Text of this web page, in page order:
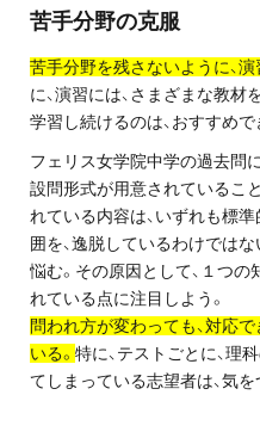
採用情報
インフォメーション
会社概要
採用情報
プライバシーポリシー
免責事項・著作権等
苦手分野の克服
苦手分野を残さないように、
に、演習には、さまざまな教
学習し続けるのは、おすすめで
フェリス女学院中学の過去問
設問形式が用意されているこ
れている内容は、いずれも標
囲を、逸脱しているわけではな
悩む。その原因として、１つ
れている点に注目しよう。
問われ方が変わっても、対応
いる。 特に、テストごとに、理
てしまっている志望者は、気を